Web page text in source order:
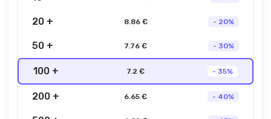
20 + 8.86 € - 20%
50 + 7.76 € - 30%
100 + 7.2 € - 35%
200 + 6.65 € - 40%